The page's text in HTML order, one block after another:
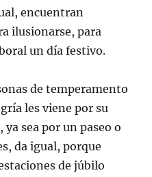
encuentran
ilusionarse, para
un día festivo.
de temperamento
les viene por su
sea por un paseo o
da igual, porque
de júbilo